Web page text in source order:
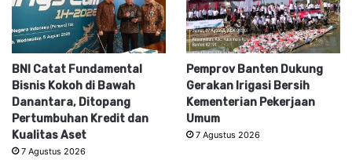
BNI Catat Fundamental
Bisnis Kokoh di Bawah
Danantara, Ditopang
Pertumbuhan Kredit dan
Kualitas Aset
7 Agustus 2026
Pemprov Banten Dukung
Gerakan Irigasi Bersih
Kementerian Pekerjaan
Umum
7 Agustus 2026